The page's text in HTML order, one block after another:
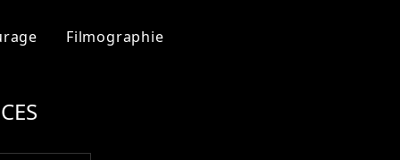
Filmographie